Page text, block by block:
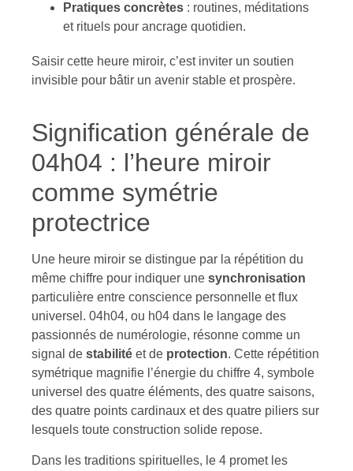
Pratiques concrètes : routines, méditations
et rituels pour ancrage quotidien.
Saisir cette heure miroir, c’est inviter un soutien
invisible pour bâtir un avenir stable et prospère.
Signification générale de
04h04 : l’heure miroir
comme symétrie
protectrice
Une heure miroir se distingue par la répétition du
même chiffre pour indiquer une synchronisation
particulière entre conscience personnelle et flux
universel. 04h04, ou h04 dans le langage des
passionnés de numérologie, résonne comme un
signal de stabilité et de protection. Cette répétition
symétrique magnifie l’énergie du chiffre 4, symbole
universel des quatre éléments, des quatre saisons,
des quatre points cardinaux et des quatre piliers sur
lesquels toute construction solide repose.
Dans les traditions spirituelles, le 4 promet les